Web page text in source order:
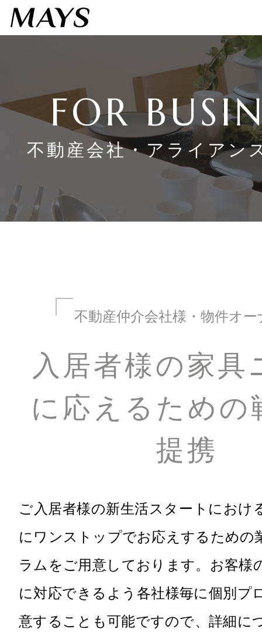
FOR
不動産会社・アライアン
不動産仲介会社様・物件オー
入居者様の家具
に 応えるための
提携
ご入居者様の新生活スタートにおけ
にワンストップでお応えするための
ラムをご用意しております。お客様
に対応できるよう各社様毎に個別プ
意することも可能ですので、詳細に